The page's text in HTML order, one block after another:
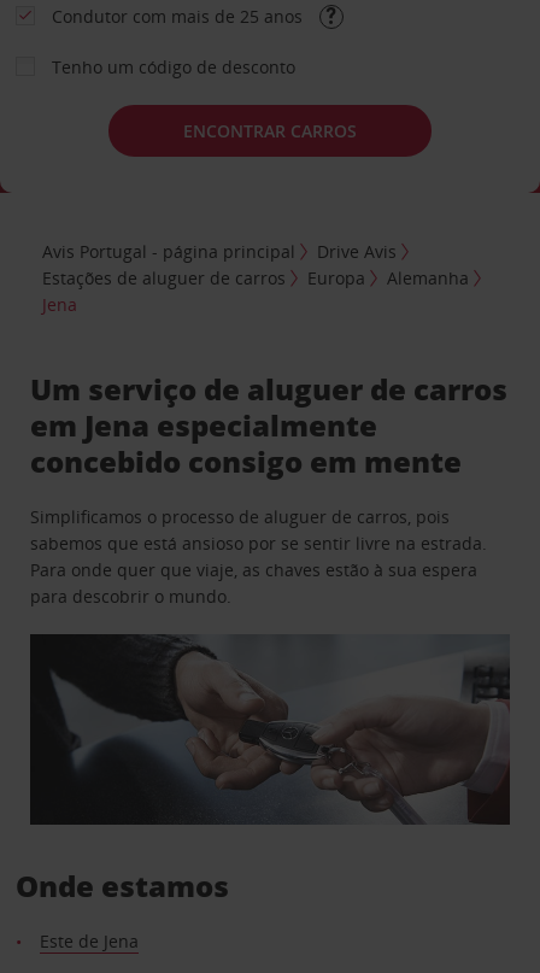
Condutor com mais de 25 anos
Tenho um código de desconto
ENCONTRAR CARROS
Avis Portugal - página principal
Drive Avis
Estações de aluguer de carros
Europa
Alemanha
Jena
Um serviço de aluguer de carros
em Jena especialmente
concebido consigo em mente
Simplificamos o processo de aluguer de carros, pois
sabemos que está ansioso por se sentir livre na estrada.
Para onde quer que viaje, as chaves estão à sua espera
para descobrir o mundo.
Onde estamos
Este de Jena